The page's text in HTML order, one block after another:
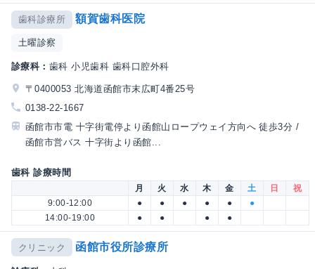
歯科診療所 額賀歯科医院
土曜診察
診療科： 歯科 小児歯科 歯科口腔外科
〒0400053 北海道函館市末広町4番25号
0138-22-1667
函館市市電 十字街電停より函館山ロープウェイ方向へ 徒歩3分 /
函館市営バス 十字街より函館...
歯科 診療時間
月 火 水 木 金 土 日
祝
9:00-12:00
● ● ● ● ●
●
14:00-19:00
● ● ● ●
クリニック 函館市役所診療所